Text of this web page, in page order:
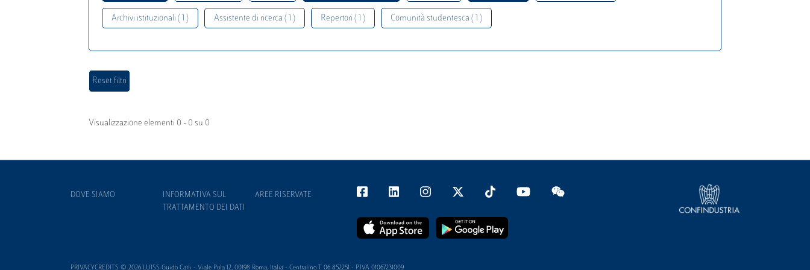
Archivi istituzionali ( 1 ) Assistente di ricerca ( 1 ) Repertori ( 1 ) Comunità studentesca ( 1 )
Visualizzazione elementi 0 - 0 su 0
DOVE SIAMO
INFORMATIVA SUL
TRATTAMENTO DEI DATI
AREE RISERVATE
PRIVACYCREDITS © 2026 LUISS Guido Carli - Viale Pola 12, 00198 Roma, Italia - Centralino T 06 852251 - P.IVA 01067231009